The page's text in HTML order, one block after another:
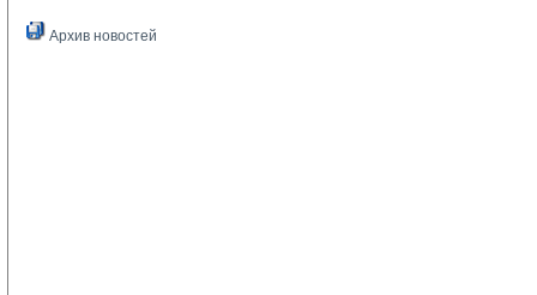
Архив новостей